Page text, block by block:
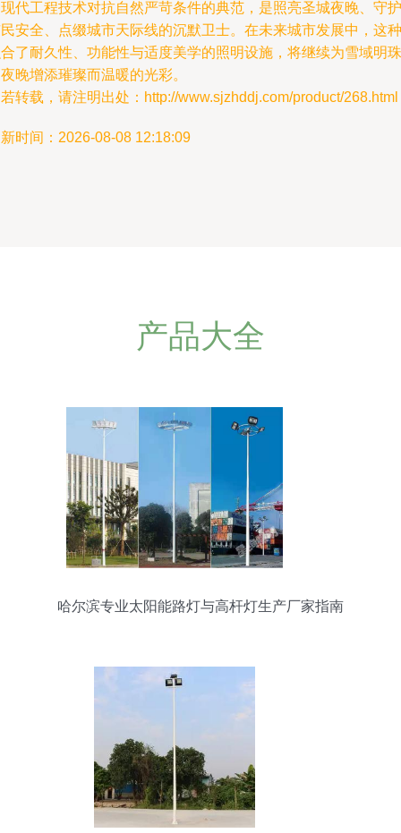
代工程技术对抗自然严苛条件的典范，是照亮圣城夜晚、守护
安全、点缀城市天际线的沉默卫士。在未来城市发展中，这种
了耐久性、功能性与适度美学的照明设施，将继续为雪域明珠
晚增添璀璨而温暖的光彩。
转载，请注明出处：http://www.sjzhddj.com/product/268.html
时间：2026-08-08 12:18:09
产品大全
哈尔滨专业太阳能路灯与高杆灯生产厂家指南